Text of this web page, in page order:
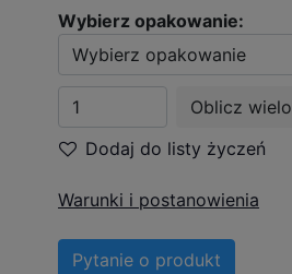
Wybierz opakowanie:
Oblicz
Dodaj do listy życzeń
Warunki i postanowienia
Pytanie o produkt